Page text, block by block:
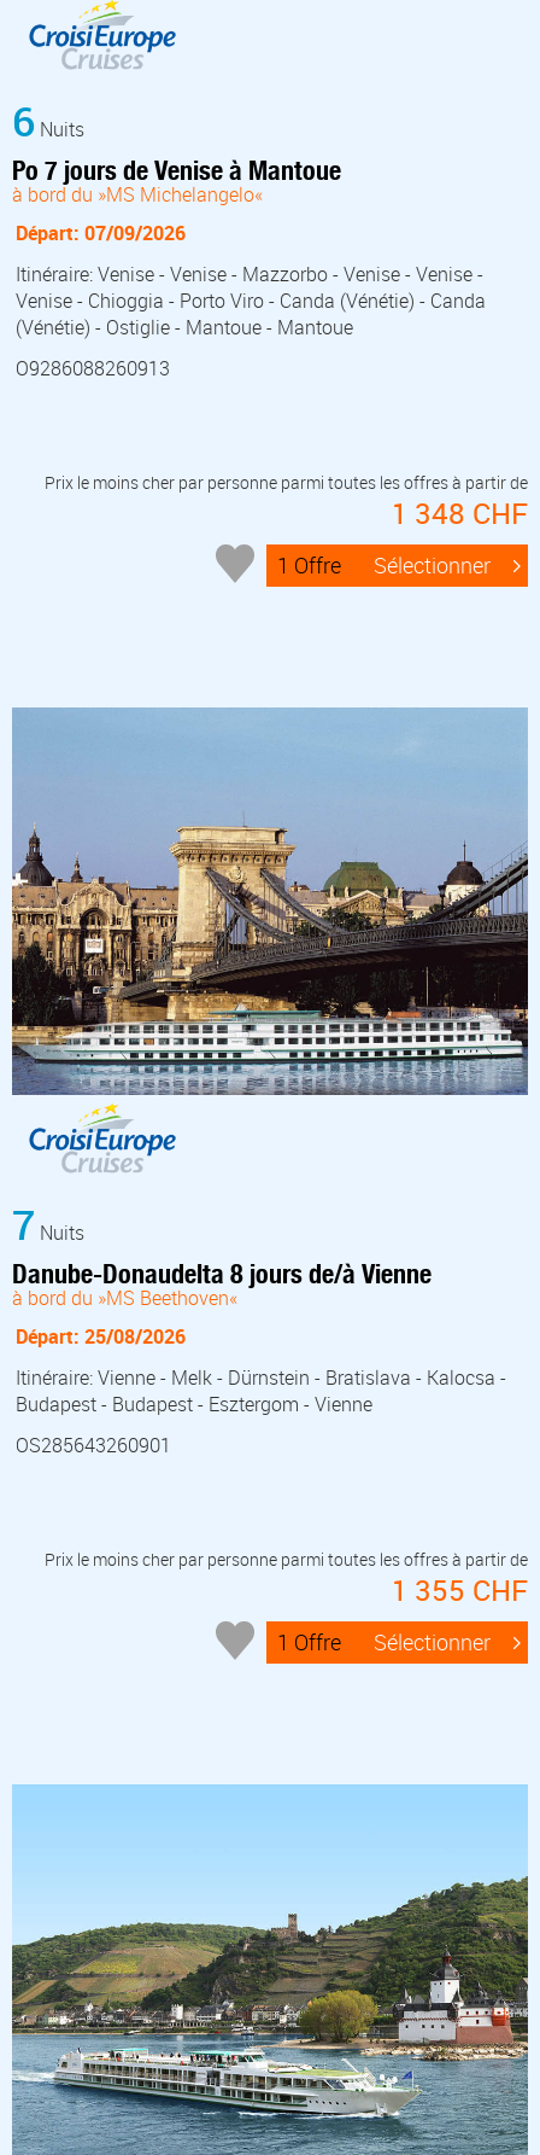
6 Nuits
Po 7 jours de Venise à Mantoue
à bord du »MS Michelangelo«
Départ: 07/09/2026
Itinéraire: Venise - Venise - Mazzorbo - Venise - Venise -
Venise - Chioggia - Porto Viro - Canda (Vénétie) - Canda
(Vénétie) - Ostiglie - Mantoue - Mantoue
O9286088260913
Prix le moins cher par personne parmi toutes les offres à partir de
1 348 CHF
1 Offre Sélectionner
7 Nuits
Danube-Donaudelta 8 jours de/à Vienne
à bord du »MS Beethoven«
Départ: 25/08/2026
Itinéraire: Vienne - Melk - Dürnstein - Bratislava - Kalocsa -
Budapest - Budapest - Esztergom - Vienne
OS285643260901
Prix le moins cher par personne parmi toutes les offres à partir de
1 355 CHF
1 Offre Sélectionner